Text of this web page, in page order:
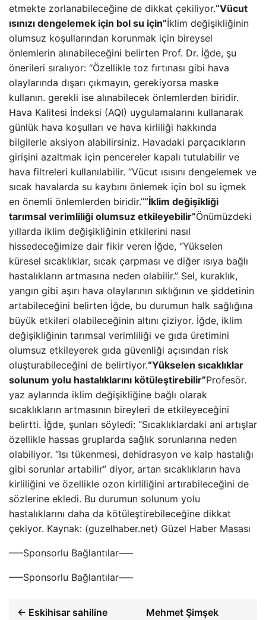
etmekte zorlanabileceğine de dikkat çekiliyor.“Vücut
ısınızı dengelemek için bol su için”İklim değişikliğinin
olumsuz koşullarından korunmak için bireysel
önlemlerin alınabileceğini belirten Prof. Dr. İğde, şu
önerileri sıralıyor: “Özellikle toz fırtınası gibi hava
olaylarında dışarı çıkmayın, gerekiyorsa maske
kullanın. gerekli ise alınabilecek önlemlerden biridir.
Hava Kalitesi İndeksi (AQI) uygulamalarını kullanarak
günlük hava koşulları ve hava kirliliği hakkında
bilgilerle aksiyon alabilirsiniz. Havadaki parçacıkların
girişini azaltmak için pencereler kapalı tutulabilir ve
hava filtreleri kullanılabilir. “Vücut ısısını dengelemek ve
sıcak havalarda su kaybını önlemek için bol su içmek
en önemli önlemlerden biridir.”“İklim değişikliği
tarımsal verimliliği olumsuz etkileyebilir”Önümüzdeki
yıllarda iklim değişikliğinin etkilerini nasıl
hissedeceğimize dair fikir veren İğde, “Yükselen
küresel sıcaklıklar, sıcak çarpması ve diğer ısıya bağlı
hastalıkların artmasına neden olabilir.” Sel, kuraklık,
yangın gibi aşırı hava olaylarının sıklığının ve şiddetinin
artabileceğini belirten İğde, bu durumun halk sağlığına
büyük etkileri olabileceğinin altını çiziyor. İğde, iklim
değişikliğinin tarımsal verimliliği ve gıda üretimini
olumsuz etkileyerek gıda güvenliği açısından risk
oluşturabileceğini de belirtiyor.“Yükselen sıcaklıklar
solunum yolu hastalıklarını kötüleştirebilir”Profesör.
yaz aylarında iklim değişikliğine bağlı olarak
sıcaklıkların artmasının bireyleri de etkileyeceğini
belirtti. İğde, şunları söyledi: “Sıcaklıklardaki ani artışlar
özellikle hassas gruplarda sağlık sorunlarına neden
olabiliyor. “Isı tükenmesi, dehidrasyon ve kalp hastalığı
gibi sorunlar artabilir” diyor, artan sıcaklıkların hava
kirliliğini ve özellikle ozon kirliliğini artırabileceğini de
sözlerine ekledi. Bu durumun solunum yolu
hastalıklarını daha da kötüleştirebileceğine dikkat
çekiyor. Kaynak: (guzelhaber.net) Güzel Haber Masası
—–Sponsorlu Bağlantılar—–
—–Sponsorlu Bağlantılar—–
← Eskihisar sahiline
Mehmet Şimşek